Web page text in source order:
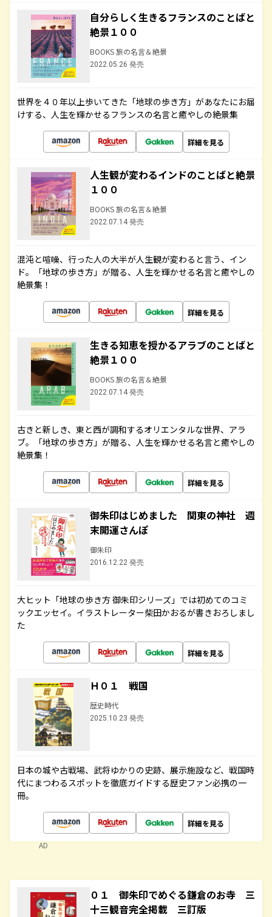
自分らしく生きるフランスのことばと
絶景１００
BOOKS 旅の名言＆絶景
2022.05.26 発売
世界を４０年以上歩いてきた「地球の歩き方」があなたにお届
けする、人生を輝かせるフランスの名言と癒やしの絶景集
詳細を見る
人生観が変わるインドのことばと絶景
１００
BOOKS 旅の名言＆絶景
2022.07.14 発売
混沌と喧噪、行った人の大半が人生観が変わると言う、イン
ド。「地球の歩き方」が贈る、人生を輝かせる名言と癒やしの
絶景集！
詳細を見る
生きる知恵を授かるアラブのことばと
絶景１００
BOOKS 旅の名言＆絶景
2022.07.14 発売
古きと新しき、東と西が調和するオリエンタルな世界、アラ
ブ。「地球の歩き方」が贈る、人生を輝かせる名言と癒やしの
絶景集！
詳細を見る
御朱印はじめました 関東の神社 週
末開運さんぽ
御朱印
2016.12.22 発売
大ヒット「地球の歩き方 御朱印シリーズ」では初めてのコミ
ックエッセイ。イラストレーター柴田かおるが書きおろしまし
た
詳細を見る
Ｈ０１ 戦国
歴史時代
2025.10.23 発売
日本の城や古戦場、武将ゆかりの史跡、展示施設など、戦国時
代にまつわるスポットを徹底ガイドする歴史ファン必携の一
冊。
詳細を見る
AD
０１ 御朱印でめぐる鎌倉のお寺 三
十三観音完全掲載 三訂版